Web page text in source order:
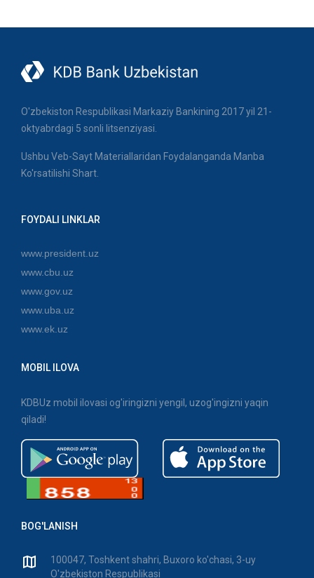
O'zbekiston Respublikasi Markaziy Bankining 2017 yil 21-
oktyabrdagi 5 sonli litsenziyasi.
Ushbu Veb-Sayt Materiallaridan Foydalanganda Manba
Ko'rsatilishi Shart.
FOYDALI LINKLAR
www.president.uz
www.cbu.uz
www.gov.uz
www.uba.uz
www.ek.uz
MOBIL ILOVA
KDBUz mobil ilovasi og'iringizni yengil, uzog'ingizni yaqin
qiladi!
BOG'LANISH
100047, Toshkent shahri, Buxoro ko'chasi, 3-uy
O'zbekiston Respublikasi